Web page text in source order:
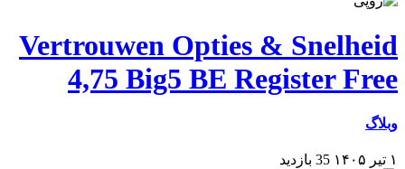
Vertrouwen Opties & Snelheid
4,75 Big5 BE Register Free
وبلاگ
۱ تیر ۱۴۰۵ 35 بازدید